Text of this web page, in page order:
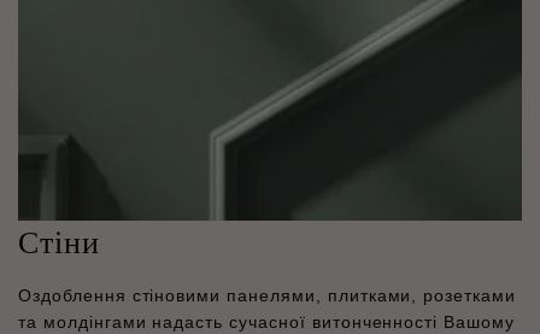
Стіни
Оздоблення стіновими панелями, плитками, розетками
та молдінгами надасть сучасної витонченності Вашому